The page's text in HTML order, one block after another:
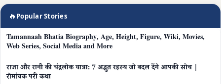
🔥 Popular Stories
Tamannaah Bhatia Biography, Age, Height, Figure, Wiki, Movies,
Web Series, Social Media and More
राजा और रानी की चंद्रलोक यात्रा: 7 अद्भुत रहस्य जो बदल देंगे आपकी सोच |
रोमांचक परी कथा